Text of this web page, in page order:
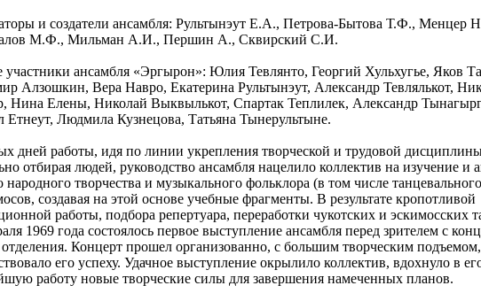
и создатели ансамбля: Рультынэут Е.А., Петрова-Бытова Т.Ф., Менцер
М.Ф., Мильман А.И., Першин А., Сквирский С.И.
ансамбля «Эргырон»: Юлия Тевлянто, Георгий Хульхугье, Яков
Алзошкин, Вера Навро, Екатерина Рультынэут, Александр Тевлялькот,
Нина Елены, Николай Выквылькот, Спартак Теплилек, Александр
Етнеут, Людмила Кузнецова, Татьяна Тынерультыне.
дней работы, идя по линии укрепления творческой и трудовой
отбирая людей, руководство ансамбля нацелило коллектив на изучение и
народного творчества и музыкального фольклора (в том числе
создавая на этой основе учебные фрагменты. В результате кропотливой
работы, подбора репертуара, переработки чукотских и эскимосских
1969 года состоялось первое выступление ансамбля перед зрителем с
Концерт прошел организованно, с большим творческим
его успеху. Удачное выступление окрылило коллектив, вдохнуло в
работу новые творческие силы для завершения намеченных планов.